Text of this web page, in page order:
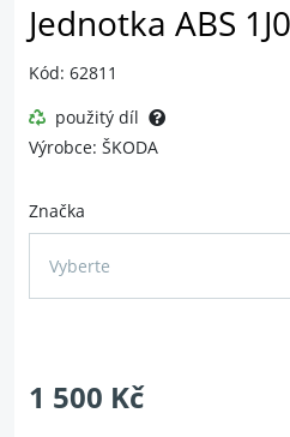
Jednotka ABS
Kód: 62811
použitý díl
Výrobce: ŠKODA
Značka
Vyberte
1 500 Kč